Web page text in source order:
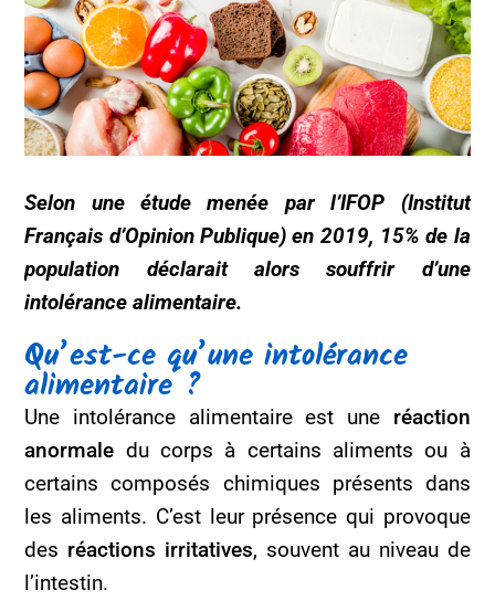
Selon une étude menée par l’IFOP (Institut
Français d’Opinion Publique) en 2019, 15% de la
population déclarait alors souffrir d’une
intolérance alimentaire.
Qu’est-ce qu’une intolérance
alimentaire ?
Une intolérance alimentaire est une réaction
anormale du corps à certains aliments ou à
certains composés chimiques présents dans
les aliments. C’est leur présence qui provoque
des réactions irritatives, souvent au niveau de
l’intestin.